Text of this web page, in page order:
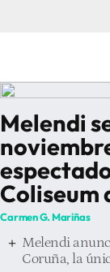
Melendi
Coliseum
Carmen G. Mariñas
Melendi
Coruña, la